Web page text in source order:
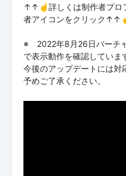
↑↑☝詳しくは制作者プロ
者アイコンをクリック
※ 2022年8月26日バーチ
で表示動作を確認していま
今後のアップデートには対
予めご了承ください。